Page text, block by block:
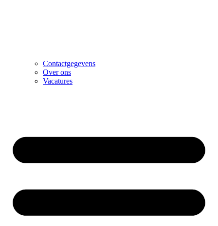
Contactgegevens
Over ons
Vacatures